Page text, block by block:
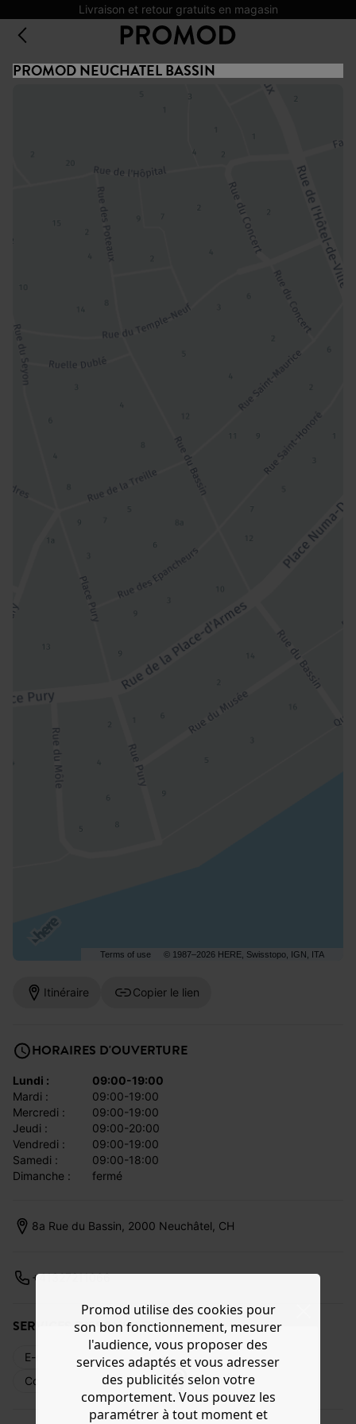
Livraison et retour gratuits en magasin
PROMOD NEUCHATEL BASSIN
Terms of use © 1987–2026 HERE, Swisstopo, IGN, ITA
Itinéraire Copier le lien
HORAIRES D'OUVERTURE
lundi :
09:00-19:00
mardi :
09:00-19:00
mercredi :
09:00-19:00
jeudi :
09:00-20:00
vendredi :
09:00-19:00
samedi :
09:00-18:00
dimanche :
fermé
8a Rue du Bassin, 2000 Neuchâtel, CH
+41327211066
SERVICES DISPONIBLES
E-réservation Livraison web
Retours
Commande en magasin
Cartes cadeaux
Promod utilise des cookies pour
son bon fonctionnement, mesurer
l'audience, vous proposer des
services adaptés et vous adresser
des publicités selon votre
comportement. Vous pouvez les
paramétrer à tout moment et